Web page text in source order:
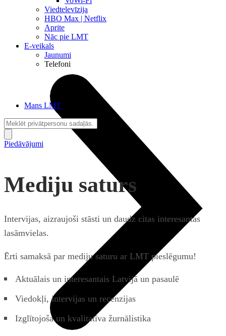
Viedtelevīzija
HBO Max | Netflix
Aprite
Nāc pie LMT
E-veikals
Jaunumi
Telefoni
Mans LMT
Piedāvājumi
Mediju saturs
Intervijas, aizraujoši stāsti un daudz citas interesantas
lasāmvielas.
Ērti samaksā par mediju saturu ar LMT pieslēgumu!
Aktuālais un interesantais Latvijā un pasaulē
Viedokļi, intervijas un recenzijas
Izglītojoša un kvalitatīva žurnālistika